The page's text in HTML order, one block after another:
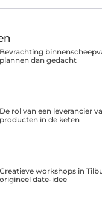
Bevrachting
plannen dan gedacht
De rol van een leverancier
producten in de keten
Creatieve workshops in
origineel date-idee